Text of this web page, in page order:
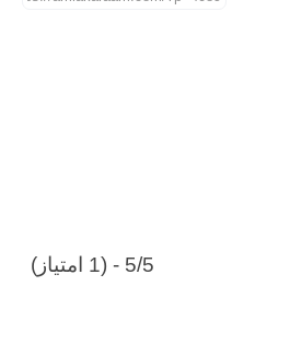
5/5 - (1 امتیاز)